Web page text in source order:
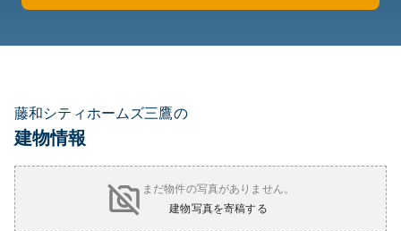
藤和シティホームズ三鷹の
建物情報
まだ物件の写真がありません。
建物写真を寄稿する